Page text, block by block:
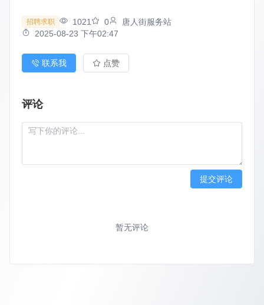
招聘求职 1021 0
唐人街服务站
2025-08-23 下午02:47
联系我 点赞
评论
提交评论
暂无评论